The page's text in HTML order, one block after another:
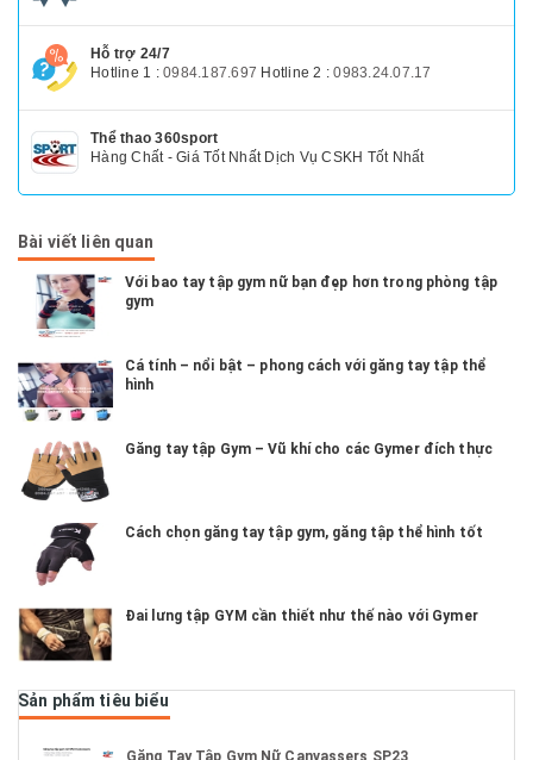
Hỗ trợ 24/7
Hotline 1 : 0984.187.697 Hotline 2 :0983.24.07.17
Thể thao 360sport
Hàng Chất - Giá Tốt Nhất Dịch Vụ CSKH Tốt Nhất
Bài viết liên quan
Với bao tay tập gym nữ bạn đẹp hơn trong phòng tập
gym
Cá tính – nổi bật – phong cách với găng tay tập thể
hình
Găng tay tập Gym – Vũ khí cho các Gymer đích thực
Cách chọn găng tay tập gym, găng tập thể hình tốt
Đai lưng tập GYM cần thiết như thế nào với Gymer
Sản phẩm tiêu biểu
Găng Tay Tập Gym Nữ Canvassers SP23